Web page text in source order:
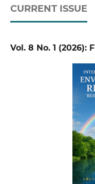
CURRENT ISSUE
Vol. 8 No. 1 (2026):